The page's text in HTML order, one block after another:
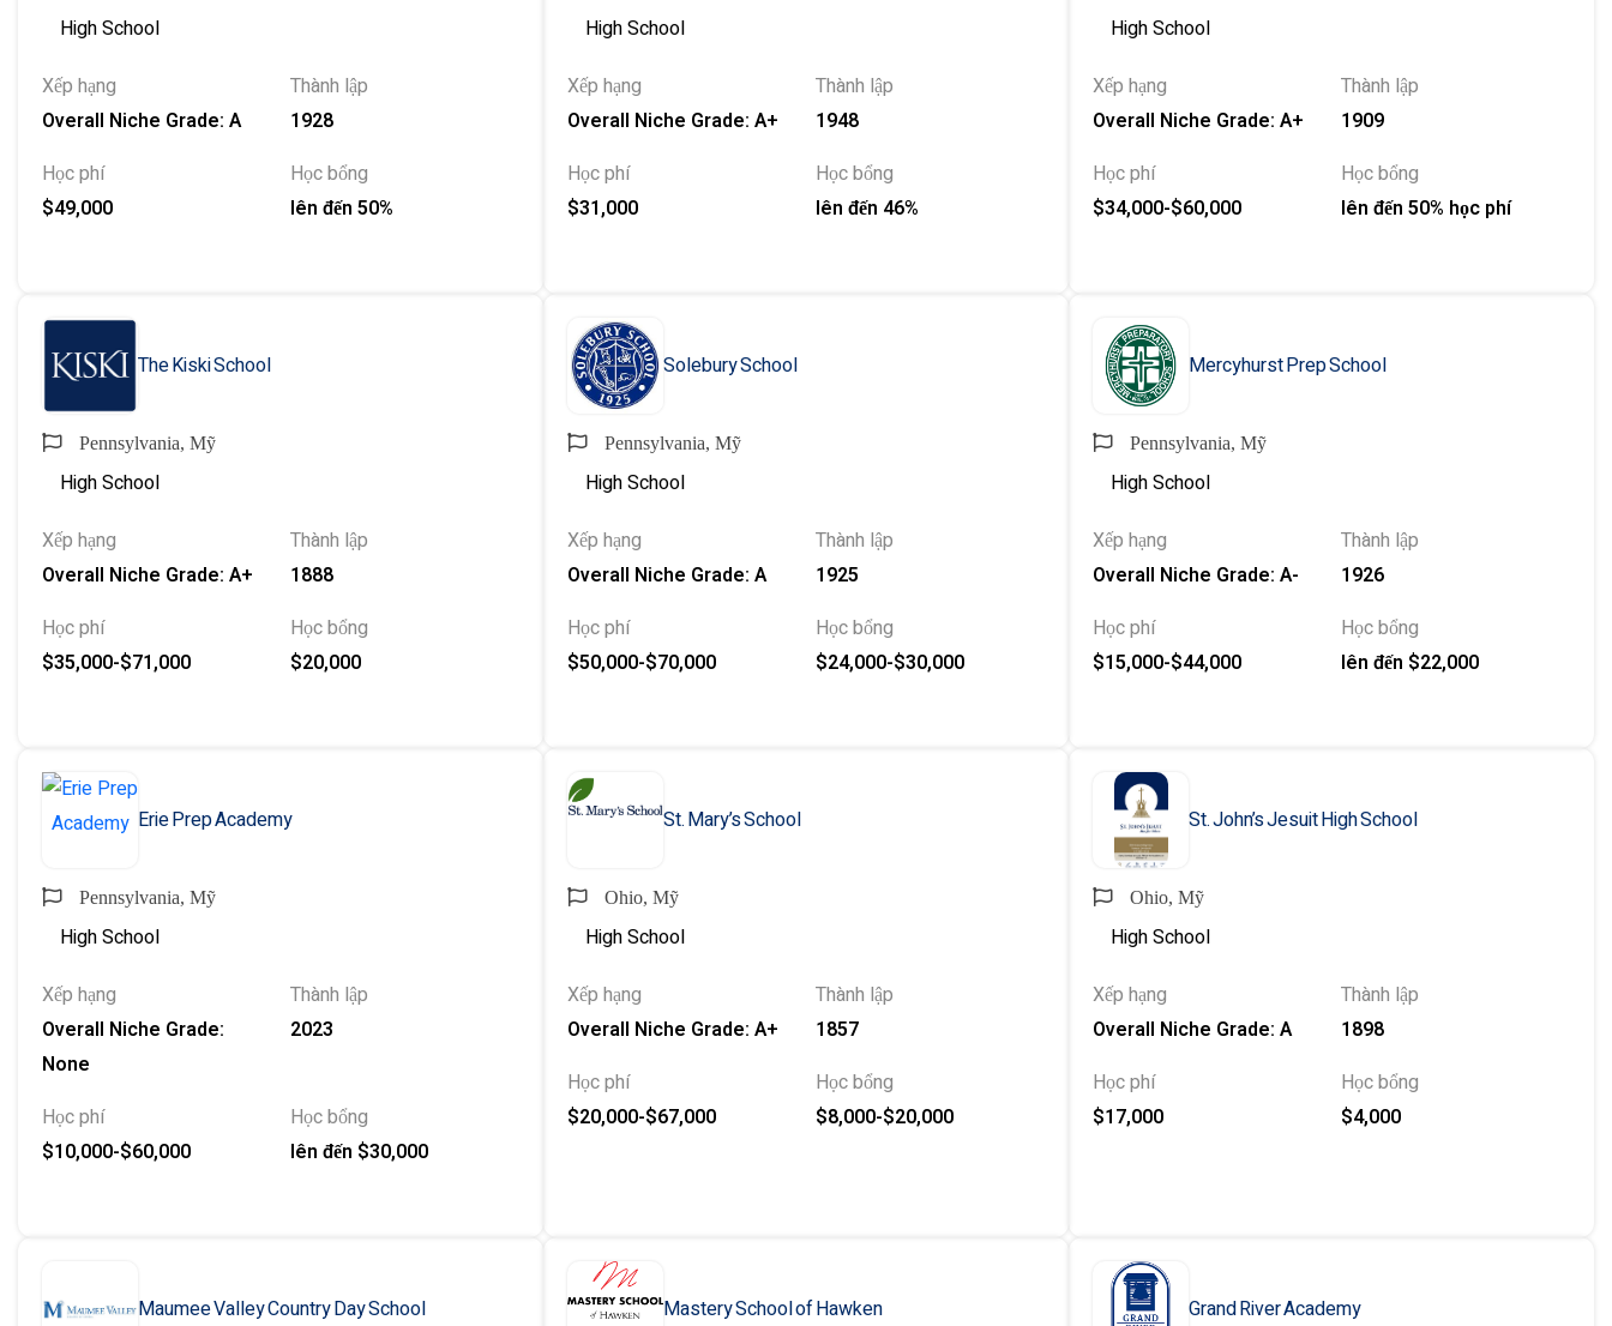
High School
Xếp hạng
Overall Niche Grade: A
Thành lập
1928
Học phí
$49,000
Học bổng
lên đến 50%
High School
Xếp hạng
Overall Niche Grade: A+
Thành lập
1948
Học phí
$31,000
Học bổng
lên đến 46%
High School
Xếp hạng
Overall Niche Grade: A+
Thành lập
1909
Học phí
$34,000-$60,000
Học bổng
lên đến 50% học phí
The Kiski School
Pennsylvania, Mỹ
High School
Xếp hạng
Overall Niche Grade: A+
Thành lập
1888
Học phí
$35,000-$71,000
Học bổng
$20,000
Solebury School
Pennsylvania, Mỹ
High School
Xếp hạng
Overall Niche Grade: A
Thành lập
1925
Học phí
$50,000-$70,000
Học bổng
$24,000-$30,000
Mercyhurst Prep School
Pennsylvania, Mỹ
High School
Xếp hạng
Overall Niche Grade: A-
Thành lập
1926
Học phí
$15,000-$44,000
Học bổng
lên đến $22,000
Erie Prep Academy
Pennsylvania, Mỹ
High School
Xếp hạng
Overall Niche Grade:
None
Thành lập
2023
Học phí
$10,000-$60,000
Học bổng
lên đến $30,000
St. Mary’s School
Ohio, Mỹ
High School
Xếp hạng
Overall Niche Grade: A+
Thành lập
1857
Học phí
$20,000-$67,000
Học bổng
$8,000-$20,000
St. John’s Jesuit High School
Ohio, Mỹ
High School
Xếp hạng
Overall Niche Grade: A
Thành lập
1898
Học phí
$17,000
Học bổng
$4,000
Maumee Valley Country Day School Mastery School of Hawken Grand River Academy